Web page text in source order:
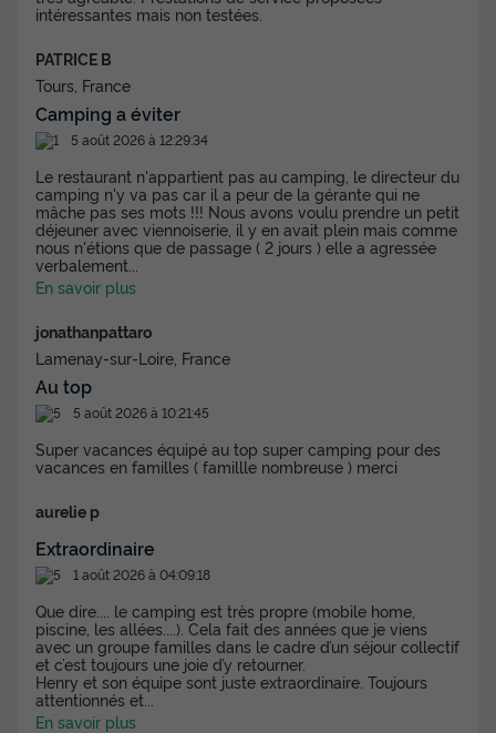
MOBILHOME 4 personnes - Mobil Home
Confort 2 Pièces 2/4 Personnes
Annulation gratuite
22m² 2 2 1 1
Terrasse couverte Animaux autorisés *
Cafetière
Lave-vaisselle
Réfrigérateur
+ 2
MOBILHOME 4 personnes - Mobil Home Confort 2 Pièces
2/4 Personnes
du 19/09/2026
Modifier les dates
398,33 € -40%
intéressantes mais non testées.
PATRICE B
Tours, France
Camping a éviter
5 août 2026 à 12:29:34
Le restaurant n'appartient pas au camping, le directeur du
camping n'y va pas car il a peur de la gérante qui ne
mâche pas ses mots !!! Nous avons voulu prendre un petit
déjeuner avec viennoiserie, il y en avait plein mais comme
nous n'étions que de passage ( 2 jours ) elle a agressée
verbalement
En savoir plus
jonathanpattaro
Lamenay-sur-Loire, France
Au top
5 août 2026 à 10:21:45
Super vacances équipé au top super camping pour des
vacances en familles ( famillle nombreuse ) merci
aurelie p
Extraordinaire
1 août 2026 à 04:09:18
Que dire.... le camping est très propre (mobile home,
piscine, les allées....). Cela fait des années que je viens
avec un groupe familles dans le cadre d’un séjour collectif
et c’est toujours une joie d’y retourner.
Henry et son équipe sont juste extraordinaire. Toujours
attentionnés et ...
En savoir plus